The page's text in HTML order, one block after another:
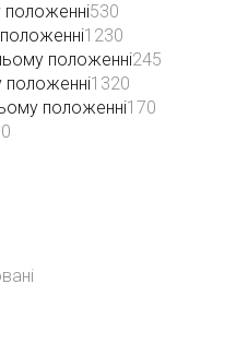
положенні530
1230
положенні245
1320
положенні170